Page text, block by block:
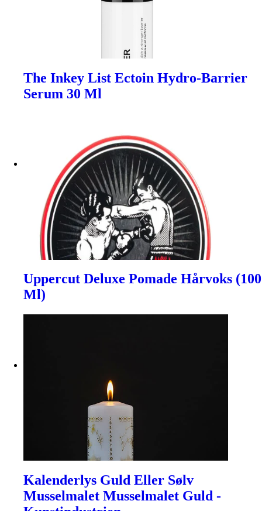
The Inkey List Ectoin Hydro-Barrier
Serum 30 Ml
Uppercut Deluxe Pomade Hårvoks (100
Ml)
Kalenderlys Guld Eller Sølv
Musselmalet Musselmalet Guld -